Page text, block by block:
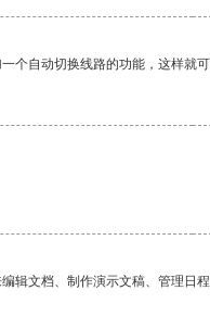
自动切换线路的功能，这样就
辑文档、制作演示文稿、管理日程